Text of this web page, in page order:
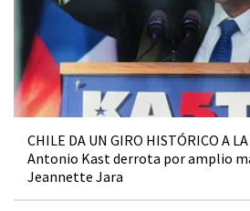
CHILE DA UN GIRO HISTÓRICO A
Antonio Kast derrota por amplio
Jeannette Jara